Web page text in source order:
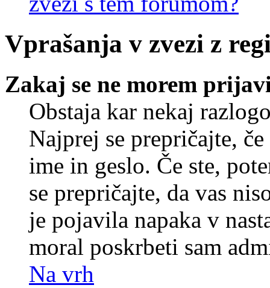
Vprašanja v zvezi z
Zakaj se ne morem
Obstaja kar nekaj
Najprej se prepričajte,
ime in geslo. Če ste,
se prepričajte, da vas
je pojavila napaka v
moral poskrbeti sam
Na vrh